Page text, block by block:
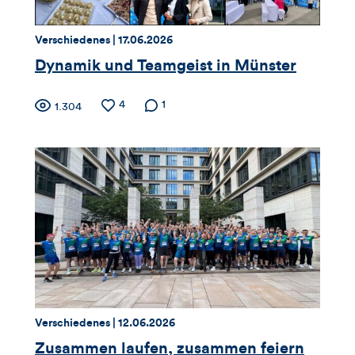
dieses
Artikels
Thema:
Verschiedenes | Datum:
17.06.2026
Dynamik und Teamgeist in Münster
Zähler
für
Views,
Likes
und
Kommentare
dieses
Artikels
Anzahl
1.304
Anzahl
4
Anzahl der
1
Thema:
Verschiedenes | Datum:
12.06.2026
Zusammen laufen, zusammen feiern